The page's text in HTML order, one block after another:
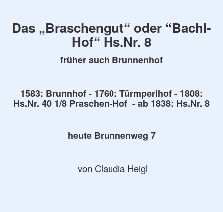
Das „Braschengut“ oder “Bachl-
Hof“ Hs.Nr. 8
früher auch Brunnenhof
1583: Brunnhof - 1760: Türmperlhof - 1808:
Hs.Nr. 40 1/8 Praschen-Hof - ab 1838: Hs.Nr. 8
heute Brunnenweg 7
von Claudia Heigl